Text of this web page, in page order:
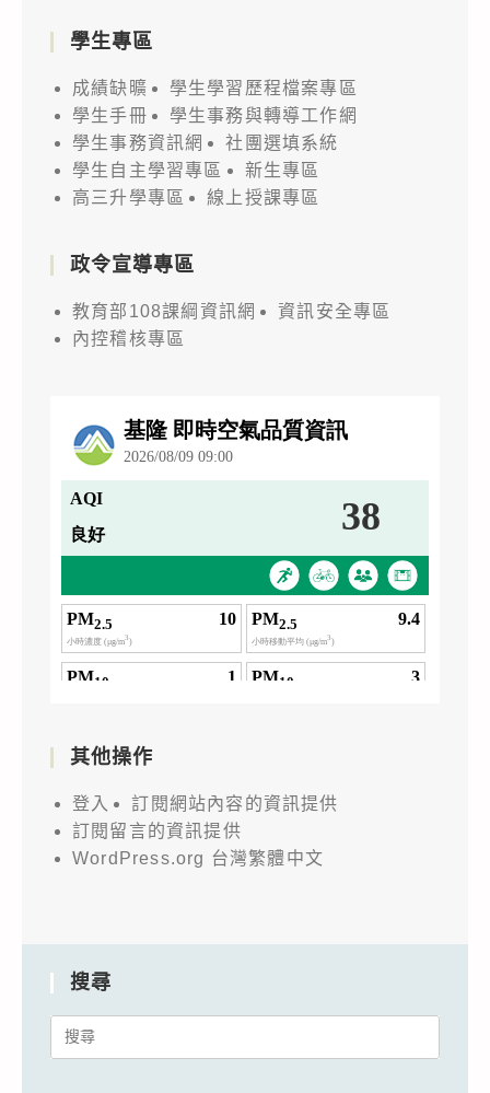
學生專區
成績缺曠
學生學習歷程檔案專區
學生手冊
學生事務與轉導工作網
學生事務資訊網
社團選填系統
學生自主學習專區
新生專區
高三升學專區
線上授課專區
政令宣導專區
教育部108課綱資訊網
資訊安全專區
內控稽核專區
其他操作
登入
訂閱網站內容的資訊提供
訂閱留言的資訊提供
WordPress.org 台灣繁體中文
搜尋
Search